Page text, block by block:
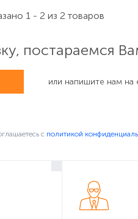
1 - 2 из 2 товаров
постараемся
или напишите нам на
c политикой